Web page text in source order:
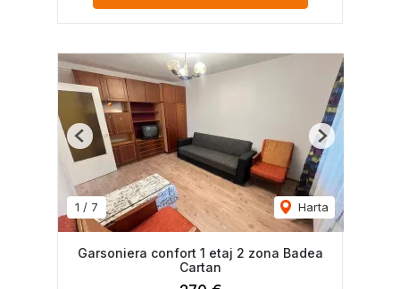
1 / 7 Harta
Previous Next
Garsoniera confort 1 etaj 2 zona Badea
Cartan